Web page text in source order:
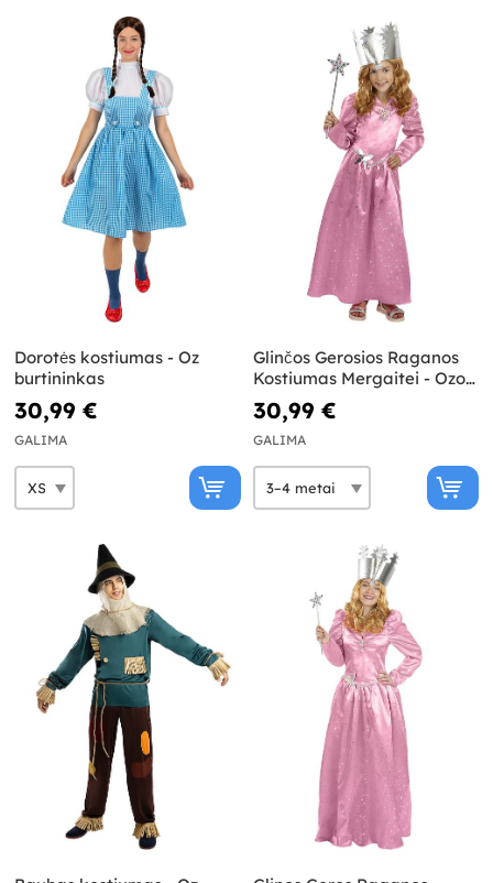
Dorotės kostiumas - Oz
burtininkas
30,99 €
GALIMA
Glinčos Gerosios Raganos
Kostiumas Mergaitei - Ozo
Būrėjas
30,99 €
GALIMA